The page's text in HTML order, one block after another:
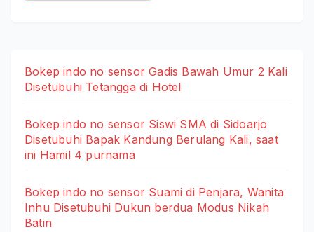
Bokep indo no sensor Gadis Bawah Umur 2 Kali
Disetubuhi Tetangga di Hotel
Bokep indo no sensor Siswi SMA di Sidoarjo
Disetubuhi Bapak Kandung Berulang Kali, saat
ini Hamil 4 purnama
Bokep indo no sensor Suami di Penjara, Wanita
Inhu Disetubuhi Dukun berdua Modus Nikah
Batin